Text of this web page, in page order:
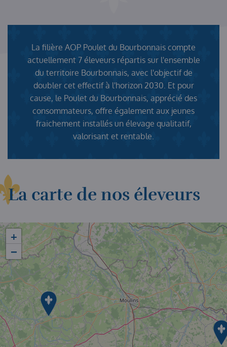
La filière AOP Poulet du Bourbonnais compte
actuellement 7 éleveurs répartis sur l'ensemble
du territoire Bourbonnais, avec l'objectif de
doubler cet effectif à l'horizon 2030. Et pour
cause, le Poulet du Bourbonnais, apprécié des
consommateurs, offre également aux jeunes
fraichement installés un élevage qualitatif,
valorisant et rentable.
La carte de nos éleveurs
+
−